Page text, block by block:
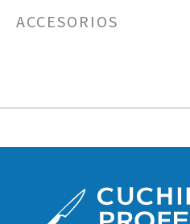
ACCESORIOS